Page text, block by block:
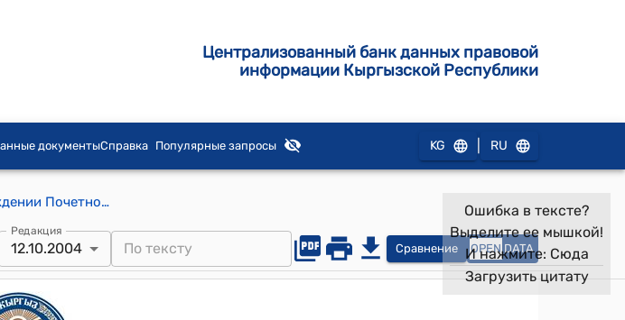
Централизованный банк данных правовой
информации Кыргызской Республики
документыСправка Популярные запросы KG RU
Указ Президента КР от 12 октября 2004 года УП № 345 "О награждении Почетной грамотой Кыргызской Республики Керимбековой Н.К., Кушчубекова Т.Ч."
Редакция
12.10.2004 Сравнение OPEN DATA
Ошибка в тексте?
Выделите ее мышкой!
И нажмите: Сюда
Загрузить цитату